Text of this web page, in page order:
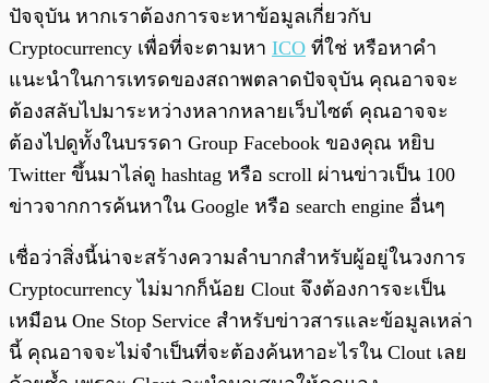
ปัจจุบัน หากเราต้องการจะหาข้อมูลเกี่ยวกับ
Cryptocurrency เพื่อที่จะตามหา ICO ที่ใช่ หรือหาคำ
แนะนำในการเทรดของสถาพตลาดปัจจุบัน คุณอาจจะ
ต้องสลับไปมาระหว่างหลากหลายเว็บไซต์ คุณอาจจะ
ต้องไปดูทั้งในบรรดา Group Facebook ของคุณ หยิบ
Twitter ขึ้นมาไล่ดู hashtag หรือ scroll ผ่านข่าวเป็น 100
ข่าวจากการค้นหาใน Google หรือ search engine อื่นๆ
เชื่อว่าสิ่งนี้น่าจะสร้างความลำบากสำหรับผู้อยู่ในวงการ
Cryptocurrency ไม่มากก็น้อย Clout จึงต้องการจะเป็น
เหมือน One Stop Service สำหรับข่าวสารและข้อมูลเหล่า
นี้ คุณอาจจะไม่จำเป็นที่จะต้องค้นหาอะไรใน Clout เลย